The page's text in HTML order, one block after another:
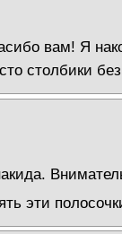
вам! Я
столбики
эти